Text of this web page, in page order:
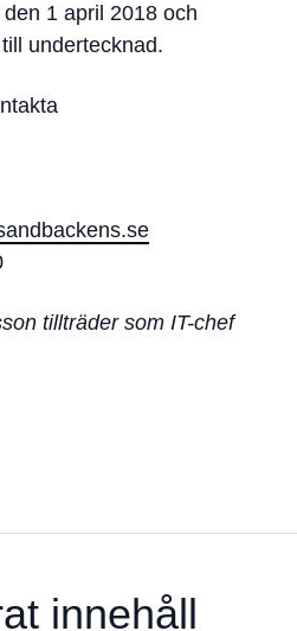
1 april 2018 och
undertecknad.
tillträder som IT-chef
innehåll